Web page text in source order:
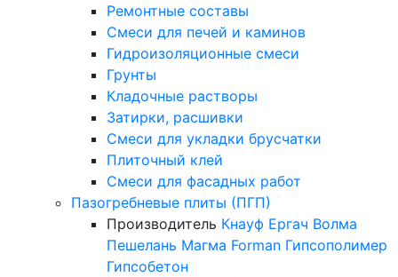
Ремонтные составы
Смеси для печей и каминов
Гидроизоляционные смеси
Грунты
Кладочные растворы
Затирки, расшивки
Смеси для укладки брусчатки
Плиточный клей
Смеси для фасадных работ
Пазогребневые плиты (ПГП)
Производитель Кнауф Ергач Волма
Пешелань Магма Forman Гипсополимер
Гипсобетон